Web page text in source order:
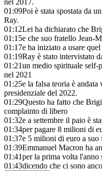
nel 2017.
01:09Poi è stata spostata da
Ray.
01:12Lei ha dichiarato che
01:15e che suo fratello Jean-
01:17e ha iniziato a usare quel
01:19Ray è stato intervistato
01:21un medio spirituale self-
nel 2021
01:25e la falsa teoria è
presidenziale del 2022.
01:29Questo ha fatto che
complainto di libero
01:32e a settembre il paio è
01:34per pagare 8 milioni di
01:37e 5 milioni di euro a suo
01:39Emmanuel Macron ha
01:41per la prima volta l'anno
01:43dicendo che ci sono